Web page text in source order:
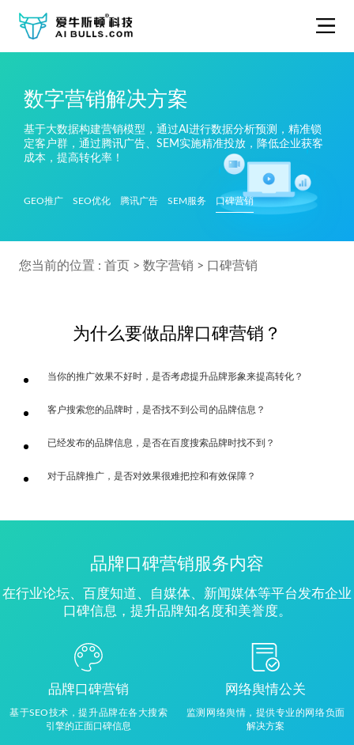
数字营销解决方案
基于大数据构建营销模型，通过AI进行数据分析预测，精准锁
定客户群，通过腾讯广告、SEM实施精准投放，降低企业获客
成本，提高转化率！
GEO推广 SEO优化 腾讯广告 SEM服务 口碑营销
您当前的位置 : 首页> 数字营销 > 口碑营销
为什么要做品牌口碑营销？
当你的推广效果不好时，是否考虑提升品牌形象来提高转化？
客户搜索您的品牌时，是否找不到公司的品牌信息？
已经发布的品牌信息，是否在百度搜索品牌时找不到？
对于品牌推广，是否对效果很难把控和有效保障？
品牌口碑营销服务内容
在行业论坛、百度知道、自媒体、新闻媒体等平台发布企业
口碑信息，提升品牌知名度和美誉度。
品牌口碑营销
基于SEO技术，提升品牌在各大搜索
引擎的正面口碑信息
网络舆情公关
监测网络舆情，提供专业的网络负面
解决方案